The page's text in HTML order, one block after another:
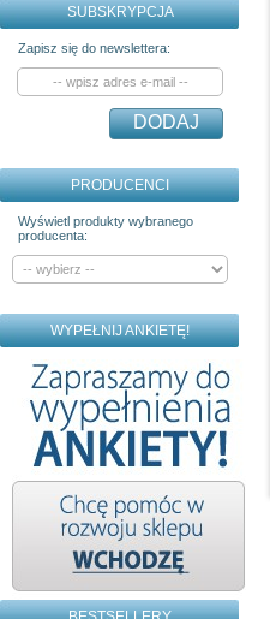
SUBSKRYPCJA
Zapisz się do newslettera:
DODAJ
PRODUCENCI
Wyświetl produkty wybranego
producenta:
WYPEŁNIJ ANKIETĘ!